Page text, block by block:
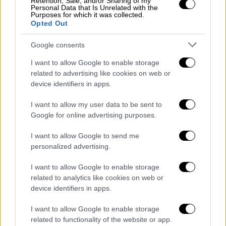
Personal Data that Is Unrelated with the
Purposes for which it was collected.
Opted Out
Google consents
I want to allow Google to enable storage
related to advertising like cookies on web or
device identifiers in apps.
I want to allow my user data to be sent to
Google for online advertising purposes.
I want to allow Google to send me
personalized advertising.
I want to allow Google to enable storage
related to analytics like cookies on web or
device identifiers in apps.
I want to allow Google to enable storage
related to functionality of the website or app.
«Ο τρόπος με τον οποίο μας άσκησαν πίεση
οι Αμερικανοί, η φρασεολογία που
χρησιμοποιούσαν για τον Ζελένσκι και για
την Ουκρανία πριν από μια εβδομάδα, η
στάση τους σε ό,τι αφορά τις
διαπραγματεύσεις, οι εκτιμήσεις τους για
έδειχναν πως αυτή η ρήξη, αυτή η έκρηξη,
ήταν αναπόφευκτη αργά ή γρήγορα»
ουκρανός πολιτικός αναλυτής
Βολοντίμιρ
Φεσένκο, διευθυντής του κέντρου μελετών
«Το τι μέλλει γενέσθαι είναι ασαφές»,
τονίζει ο Μπράιν Φίνουκαν
ενδεχομένως ο Ρεπουμπλικάνος Τραμπ να
μειώσει τις παραδόσεις όπλων στην